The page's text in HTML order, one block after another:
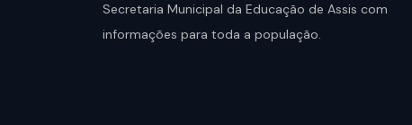
Secretaria Municipal da Educação de Assis com
informações para toda a população.